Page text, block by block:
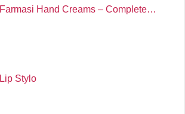
Farmasi Hand Creams – Complete…
Lip Stylo